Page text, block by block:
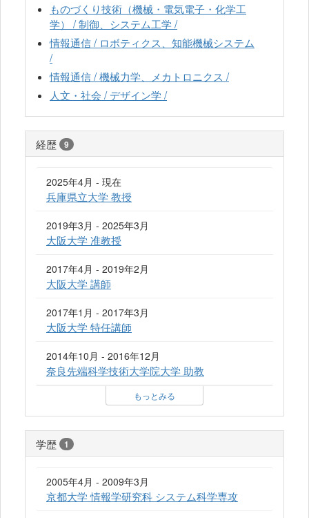
ものづくり技術（機械・電気電子・化学工
学） / 制御、システム工学 /
情報通信 / ロボティクス、知能機械システム
/
情報通信 / 機械力学、メカトロニクス /
人文・社会 / デザイン学 /
経歴 9
2025年4月 - 現在
兵庫県立大学 教授
2019年3月 - 2025年3月
大阪大学 准教授
2017年4月 - 2019年2月
大阪大学 講師
2017年1月 - 2017年3月
大阪大学 特任講師
2014年10月 - 2016年12月
奈良先端科学技術大学院大学 助教
もっとみる
学歴 1
2005年4月 - 2009年3月
京都大学 情報学研究科 システム科学専攻